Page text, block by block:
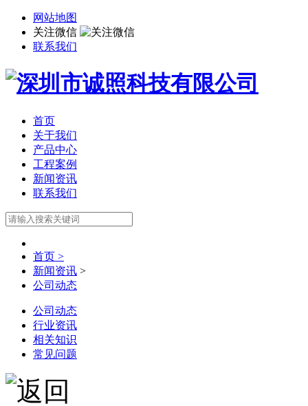
网站地图
关注微信
联系我们
首页
关于我们
产品中心
工程案例
新闻资讯
联系我们
首页 >
新闻资讯 >
公司动态
公司动态
行业资讯
相关知识
常见问题